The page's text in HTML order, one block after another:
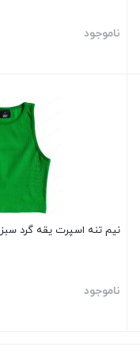
ناموجود
نیم تنه اسپرت یقه گرد سبز
ناموجود